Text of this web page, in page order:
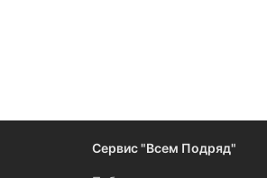
Сервис "Всем Подряд"